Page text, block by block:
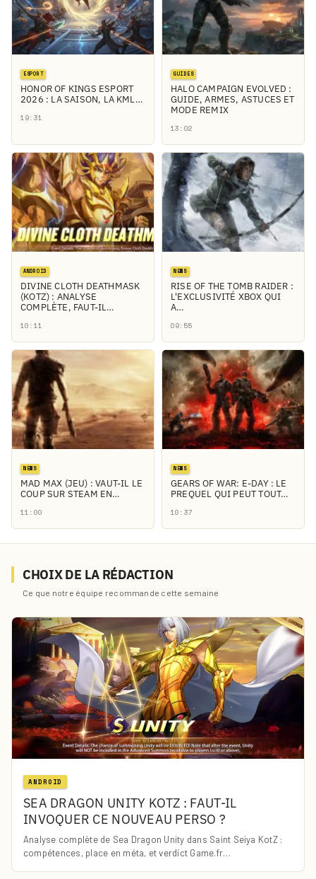
ESPORT
HONOR OF KINGS ESPORT
2026 : LA SAISON, LA KML…
19:31
GUIDES
HALO CAMPAIGN EVOLVED :
GUIDE, ARMES, ASTUCES ET
MODE REMIX
13:02
ANDROID
DIVINE CLOTH DEATHMASK
(KOTZ) : ANALYSE
COMPLÈTE, FAUT-IL…
10:11
NEWS
RISE OF THE TOMB RAIDER :
L'EXCLUSIVITÉ XBOX QUI
A…
09:55
NEWS
MAD MAX (JEU) : VAUT-IL LE
COUP SUR STEAM EN…
11:00
NEWS
GEARS OF WAR: E-DAY : LE
PREQUEL QUI PEUT TOUT…
10:37
CHOIX DE LA RÉDACTION
Ce que notre équipe recommande cette semaine
ANDROID
SEA DRAGON UNITY KOTZ : FAUT-IL
INVOQUER CE NOUVEAU PERSO ?
Analyse complète de Sea Dragon Unity dans Saint Seiya KotZ :
compétences, place en méta, et verdict Game.fr…